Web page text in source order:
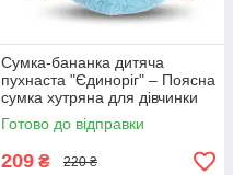
Сумка-бананка дитяча
пухнаста "Єдиноріг" – Поясна
сумка хутряна для дівчинки
блакитна з рогом
Готово до відправки
209 ₴ 220 ₴